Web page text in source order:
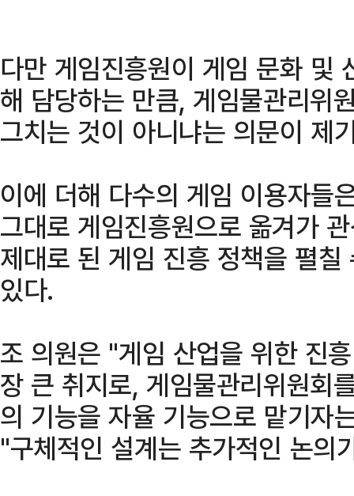
다만 게임진흥원이 게임 문화 및
해 담당하는 만큼, 게임물관리위
그치는 것이 아니냐는 의문이 제
이에 더해 다수의 게임 이용자들
그대로 게임진흥원으로 옮겨가
제대로 된 게임 진흥 정책을 펼
있다.
조 의원은 "게임 산업을 위한 진
장 큰 취지로, 게임물관리위원회
의 기능을 자율 기능으로 맡기자
"구체적인 설계는 추가적인 논의